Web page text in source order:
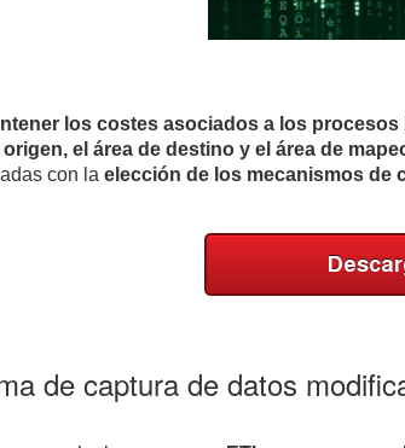
los costes asociados a los
origen, el área de destino y el área de
con la elección de los mecanismos de
de captura de datos